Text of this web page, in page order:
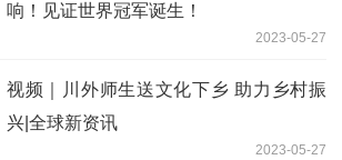
响！见证世界冠军诞生！
2023-05-27
视频｜川外师生送文化下乡 助力乡村振
兴|全球新资讯
2023-05-27